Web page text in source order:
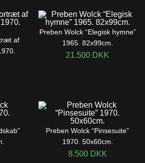
af
Preben Wolck “Elegisk hymne”
1965. 82x99cm.
21.500 DKK
Preben Wolck “Pinsesuite”
1970. 50x60cm.
8.500 DKK